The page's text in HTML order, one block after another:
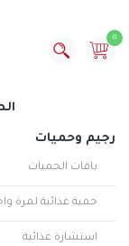
0
رجيم وحميات
باقات الحميات
حمية غذائية لمرة
استشارة غذائية